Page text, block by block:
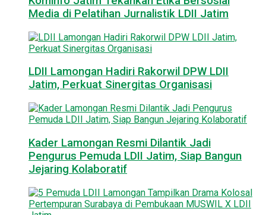
Media di Pelatihan Jurnalistik LDII Jatim
LDII Lamongan Hadiri Rakorwil DPW LDII
Jatim, Perkuat Sinergitas Organisasi
Kader Lamongan Resmi Dilantik Jadi
Pengurus Pemuda LDII Jatim, Siap Bangun
Jejaring Kolaboratif